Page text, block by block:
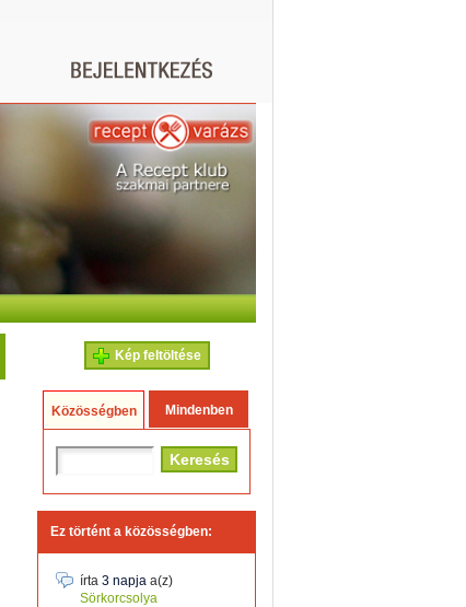
Kép feltöltése
Közösségben Mindenben
Ez történt a közösségben:
írta 3 napja a(z)
Sörkorcsolya